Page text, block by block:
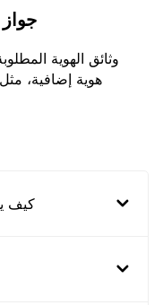
وثائق الهوية
هوية إضافية،
كيف